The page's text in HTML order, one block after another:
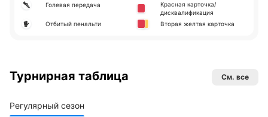
Голевая передача
Отбитый пенальти
Красная карточка/
дисквалификация
Вторая желтая карточка
Турнирная таблица См. все
Регулярный сезон